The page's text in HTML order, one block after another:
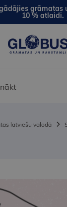
grāmatas
10 % atlaidi.
latviešu valodā